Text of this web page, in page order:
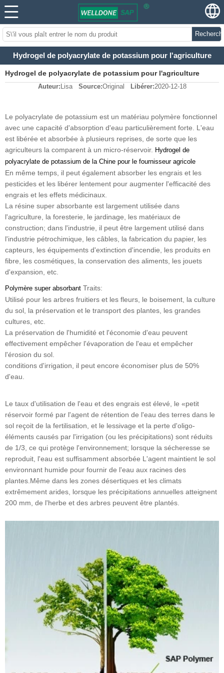
Hydrogel de polyacrylate de potassium pour l'agriculture
Hydrogel de polyacrylate de potassium pour l'agriculture
Auteur: Lisa Source:Original Libérer:2020-12-18
Le polyacrylate de potassium est un matériau polymère fonctionnel
avec une capacité d'absorption d'eau particulièrement forte. L'eau
est libérée et absorbée à plusieurs reprises, de sorte que les
agriculteurs la comparent à un micro-réservoir. Hydrogel de
polyacrylate de potassium de la Chine pour le fournisseur agricole
En même temps, il peut également absorber les engrais et les
pesticides et les libérer lentement pour augmenter l'efficacité des
engrais et les effets médicinaux.
La résine super absorbante est largement utilisée dans
l'agriculture, la foresterie, le jardinage, les matériaux de
construction; dans l'industrie, il peut être largement utilisé dans
l'industrie pétrochimique, les câbles, la fabrication du papier, les
capteurs, les équipements d'extinction d'incendie, les produits en
fibre, les cosmétiques, la conservation des aliments, les jouets
d'expansion, etc.
Polymère super absorbant Traits:
Utilisé pour les arbres fruitiers et les fleurs, le boisement, la culture
du sol, la préservation et le transport des plantes, les grandes
cultures, etc.
La préservation de l'humidité et l'économie d'eau peuvent
effectivement empêcher l'évaporation de l'eau et empêcher
l'érosion du sol.
conditions d'irrigation, il peut encore économiser plus de 50%
d'eau.
Le taux d'utilisation de l'eau et des engrais est élevé, le «petit
réservoir formé par l'agent de rétention de l'eau des terres dans le
sol reçoit de la fertilisation, et le lessivage et la perte d'oligo-
éléments causés par l'irrigation (ou les précipitations) sont réduits
de 1/3, ce qui protège l'environnement; lorsque la sécheresse se
reproduit, l'eau est suffisamment absorbée L'agent maintient le sol
environnant humide pour fournir de l'eau aux racines des
plantes.Même dans les zones désertiques et les climats
extrêmement arides, lorsque les précipitations annuelles atteignent
200 mm, de l'herbe et des arbres peuvent être plantés.